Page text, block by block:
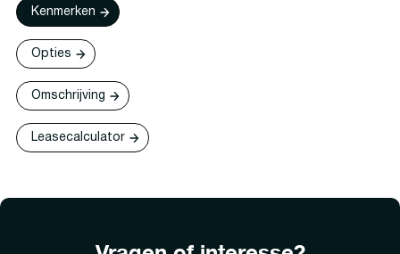
Kenmerken
Opties
Omschrijving
Leasecalculator